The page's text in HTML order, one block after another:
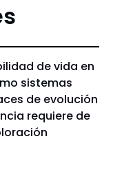
de vida en
sistemas
de evolución
requiere de